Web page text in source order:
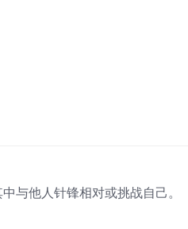
与他人针锋相对或挑战自己。